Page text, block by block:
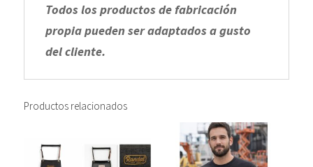
Todos los productos de fabricación
propia pueden ser adaptados a gusto
del cliente.
Productos relacionados